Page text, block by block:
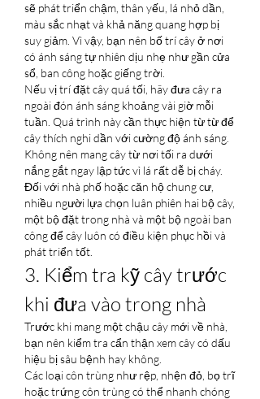
sẽ phát triển chậm, thân yếu, lá nhỏ dần,
màu sắc nhạt và khả năng quang hợp bị
suy giảm. Vì vậy, bạn nên bố trí cây ở nơi
có ánh sáng tự nhiên dịu nhẹ như gần cửa
sổ, ban công hoặc giếng trời.
Nếu vị trí đặt cây quá tối, hãy đưa cây ra
ngoài đón ánh sáng khoảng vài giờ mỗi
tuần. Quá trình này cần thực hiện từ từ để
cây thích nghi dần với cường độ ánh sáng.
Không nên mang cây từ nơi tối ra dưới
nắng gắt ngay lập tức vì lá rất dễ bị cháy.
Đối với nhà phố hoặc căn hộ chung cư,
nhiều người lựa chọn luân phiên hai bộ cây,
một bộ đặt trong nhà và một bộ ngoài ban
công để cây luôn có điều kiện phục hồi và
phát triển tốt.
3. Kiểm tra kỹ cây trước
khi đưa vào trong nhà
Trước khi mang một chậu cây mới về nhà,
bạn nên kiểm tra cẩn thận xem cây có dấu
hiệu bị sâu bệnh hay không.
Các loại côn trùng như rệp, nhện đỏ, bọ trĩ
hoặc trứng côn trùng có thể nhanh chóng